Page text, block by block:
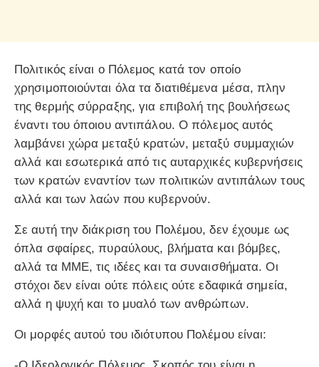
Πολιτικός είναι ο Πόλεμος κατά τον οποίο
χρησιμοποιούνται όλα τα διατιθέμενα μέσα, πλην
της θερμής σύρραξης, για επιβολή της βουλήσεως
έναντι του όποιου αντιπάλου. Ο πόλεμος αυτός
λαμβάνει χώρα μεταξύ κρατών, μεταξύ συμμαχιών
αλλά και εσωτερικά από τις αυταρχικές κυβερνήσεις
των κρατών εναντίον των πολιτικών αντιπάλων τους
αλλά και των λαών που κυβερνούν.
Σε αυτή την διάκριση του Πολέμου, δεν έχουμε ως
όπλα σφαίρες, πυραύλους, βλήματα και βόμβες,
αλλά τα ΜΜΕ, τις ιδέες και τα συναισθήματα. Οι
στόχοι δεν είναι ούτε πόλεις ούτε εδαφικά σημεία,
αλλά η ψυχή και το μυαλό των ανθρώπων.
Οι μορφές αυτού του ιδιότυπου Πολέμου είναι: